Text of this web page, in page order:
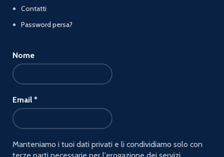
Contatti
Password persa?
Nome
Email *
Manteniamo i tuoi dati privati e li condividiamo solo con